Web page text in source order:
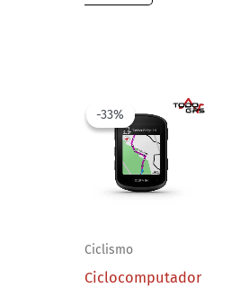
-33%
-33%
Ciclismo
Ciclocomputador